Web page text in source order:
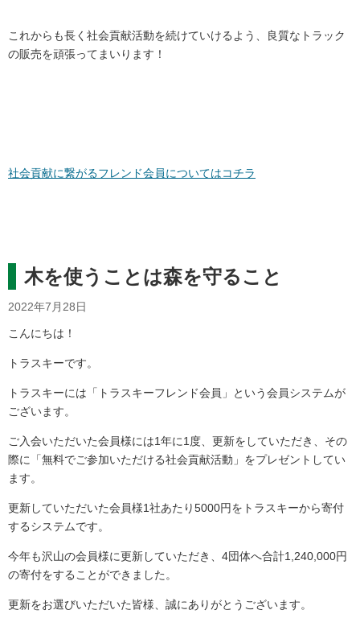
これからも長く社会貢献活動を続けていけるよう、良質なトラック
の販売を頑張ってまいります！
社会貢献に繋がるフレンド会員についてはコチラ
木を使うことは森を守ること
2022年7月28日
こんにちは！
トラスキーです。
トラスキーには「トラスキーフレンド会員」という会員システムが
ございます。
ご入会いただいた会員様には1年に1度、更新をしていただき、その
際に「無料でご参加いただける社会貢献活動」をプレゼントしてい
ます。
更新していただいた会員様1社あたり5000円をトラスキーから寄付
するシステムです。
今年も沢山の会員様に更新していただき、4団体へ合計1,240,000円
の寄付をすることができました。
更新をお選びいただいた皆様、誠にありがとうございます。